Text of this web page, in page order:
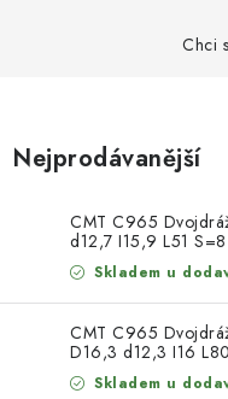
NÁSTROJE PRO STOLAŘE
NÁSTROJE PRO
NÁSTROJE PRO
Chci
Nejprodávanější
CMT C965
d12,7 I15,9 L51
Skladem u
CMT C965
D16,3 d12,3 I16
Skladem u